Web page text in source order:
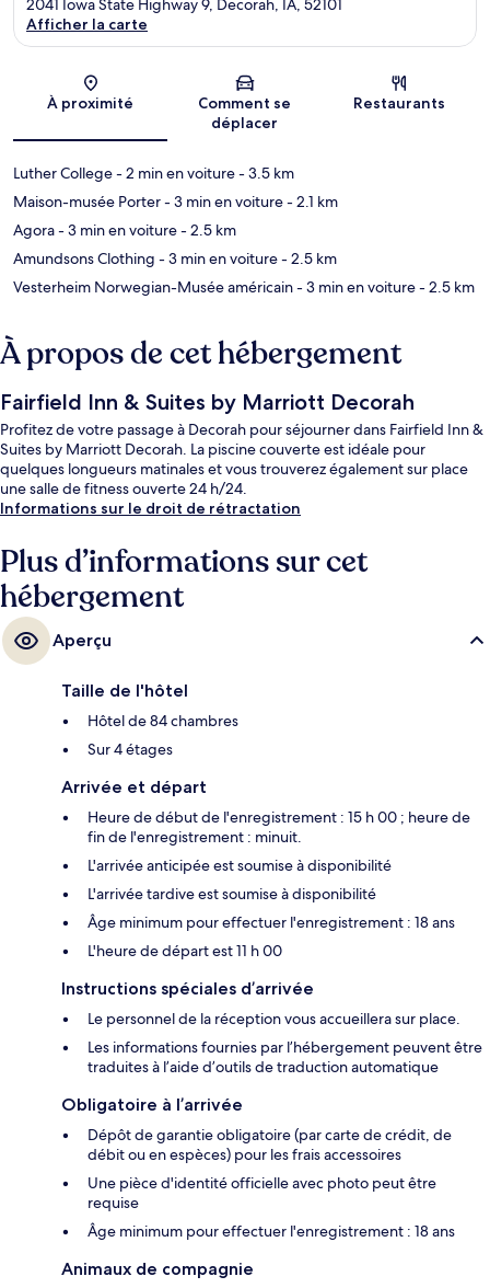
Carte
2041 Iowa State Highway 9, Decorah, IA, 52101
Afficher la carte
À proximité
Comment se
déplacer
Restaurants
Luther College- 2 min en voiture- 3.5 km
Maison-musée Porter- 3 min en voiture- 2.1 km
Agora- 3 min en voiture- 2.5 km
Amundsons Clothing - 3 min en voiture- 2.5 km
Vesterheim Norwegian-Musée américain- 3 min en voiture- 2.5 km
À propos de cet hébergement
Fairfield Inn & Suites by Marriott Decorah
Profitez de votre passage à Decorah pour séjourner dans Fairfield Inn &
Suites by Marriott Decorah. La piscine couverte est idéale pour
quelques longueurs matinales et vous trouverez également sur place
une salle de fitness ouverte 24 h/24.
Informations sur le droit de rétractation
Plus d’informations sur cet
hébergement
Aperçu
Taille de l'hôtel
Hôtel de 84 chambres
Sur 4 étages
Arrivée et départ
Heure de début de l'enregistrement : 15 h 00 ; heure de
fin de l'enregistrement : minuit.
L'arrivée anticipée est soumise à disponibilité
L'arrivée tardive est soumise à disponibilité
Âge minimum pour effectuer l'enregistrement : 18 ans
L'heure de départ est 11 h 00
Instructions spéciales d’arrivée
Le personnel de la réception vous accueillera sur place.
Les informations fournies par l’hébergement peuvent être
traduites à l’aide d’outils de traduction automatique
Obligatoire à l’arrivée
Dépôt de garantie obligatoire (par carte de crédit, de
débit ou en espèces) pour les frais accessoires
Une pièce d'identité officielle avec photo peut être
requise
Âge minimum pour effectuer l'enregistrement : 18 ans
Animaux de compagnie